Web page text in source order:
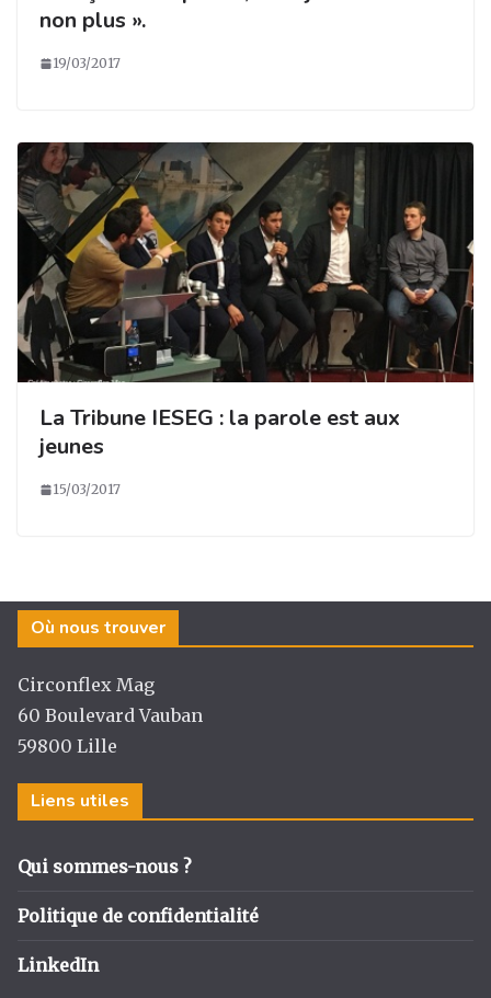
non plus ».
19/03/2017
La Tribune IESEG : la parole est aux
jeunes
15/03/2017
Où nous trouver
Circonflex Mag
60 Boulevard Vauban
59800 Lille
Liens utiles
Qui sommes-nous ?
Politique de confidentialité
LinkedIn